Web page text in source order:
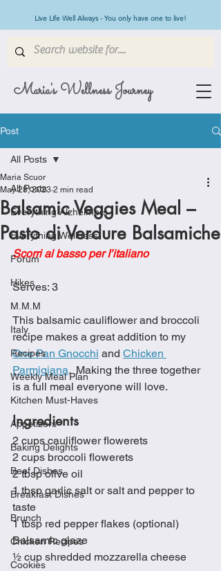
Maria's Wellness Journey
Live Life Well Always - You only have one to live!
Post
All Posts
Everything Alzheimers
Everything Wellness
Forum
Hikes
M.M.M
Italy
Recipes
Weekly Meal Plan
Kitchen Must-Haves
Appetizers
Baking Delights
Beef Dishes
Breakfast Dishes
Brunch
Chicken Recipes
Cookies
All Posts
Balsamic Veggies Meal –
Pasto di Verdure Balsamiche
Maria Scuor
May 28, 2023 2 min read
Scorri al basso per I’italiano
Serves: 3
This balsamic cauliflower and broccoli
recipe makes a great addition to my
One Pan Gnocchi and Chicken
Parmigiana.  Making the three together
is a full meal everyone will love.
Ingredients
2 cups cauliflower flowerets
2 cups broccoli flowerets
2 tbsp olive oil
1 tbsp garlic salt or salt and pepper to
taste
1 tbsp red pepper flakes (optional)
Balsamic glaze
½ cup shredded mozzarella cheese